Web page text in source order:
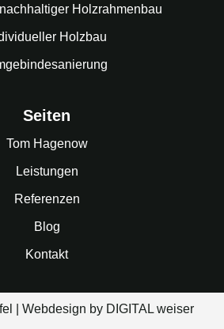
Holzrahmenbau
Holzbau
Seiten
Tom Hagenow
Leistungen
Referenzen
Blog
Kontakt
| Webdesign by DIGITAL weiser